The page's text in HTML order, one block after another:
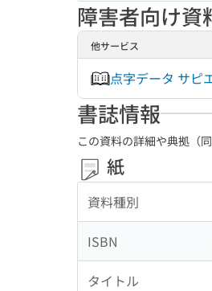
障害者向け資
他サービス
点字データ サピ
書誌情報
この資料の詳細や典拠（
紙
資料種別
ISBN
タイトル